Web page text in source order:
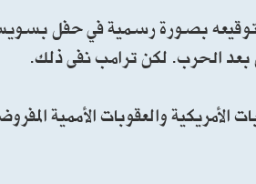
توقيعه بصورة رسمية في حفل
والعقوبات الأممية